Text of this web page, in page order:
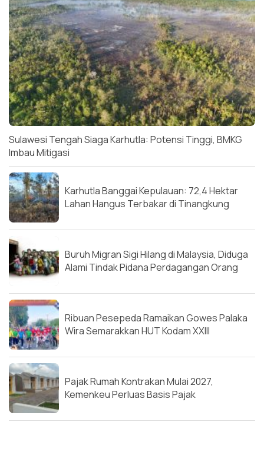
Sulawesi Tengah Siaga Karhutla: Potensi Tinggi, BMKG
Imbau Mitigasi
Karhutla Banggai Kepulauan: 72,4 Hektar
Lahan Hangus Terbakar di Tinangkung
Buruh Migran Sigi Hilang di Malaysia, Diduga
Alami Tindak Pidana Perdagangan Orang
Ribuan Pesepeda Ramaikan Gowes Palaka
Wira Semarakkan HUT Kodam XXIII
Pajak Rumah Kontrakan Mulai 2027,
Kemenkeu Perluas Basis Pajak